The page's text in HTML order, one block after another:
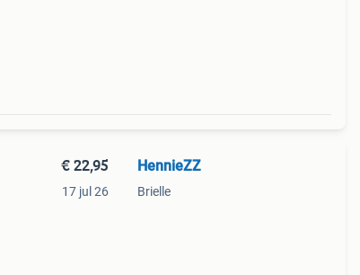
€ 22,95
17 jul 26
HennieZZ
Brielle